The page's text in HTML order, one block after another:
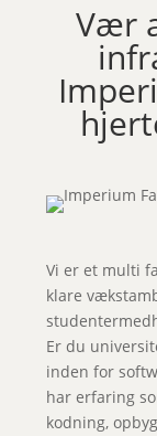
Vær
Vi er et multi
klare
Er du
inden for
har erfaring
kodning,